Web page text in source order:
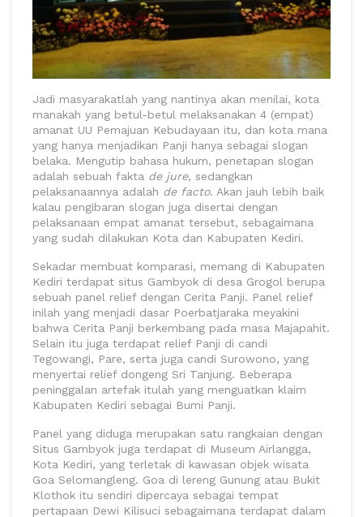
Jadi masyarakatlah yang nantinya akan menilai, kota
manakah yang betul-betul melaksanakan 4 (empat)
amanat UU Pemajuan Kebudayaan itu, dan kota mana
yang hanya menjadikan Panji hanya sebagai slogan
belaka. Mengutip bahasa hukum, penetapan slogan
adalah sebuah fakta de jure, sedangkan
pelaksanaannya adalah de facto. Akan jauh lebih baik
kalau pengibaran slogan juga disertai dengan
pelaksanaan empat amanat tersebut, sebagaimana
yang sudah dilakukan Kota dan Kabupaten Kediri.
Sekadar membuat komparasi, memang di Kabupaten
Kediri terdapat situs Gambyok di desa Grogol berupa
sebuah panel relief dengan Cerita Panji. Panel relief
inilah yang menjadi dasar Poerbatjaraka meyakini
bahwa Cerita Panji berkembang pada masa Majapahit.
Selain itu juga terdapat relief Panji di candi
Tegowangi, Pare, serta juga candi Surowono, yang
menyertai relief dongeng Sri Tanjung. Beberapa
peninggalan artefak itulah yang menguatkan klaim
Kabupaten Kediri sebagai Bumi Panji.
Panel yang diduga merupakan satu rangkaian dengan
Situs Gambyok juga terdapat di Museum Airlangga,
Kota Kediri, yang terletak di kawasan objek wisata
Goa Selomangleng. Goa di lereng Gunung atau Bukit
Klothok itu sendiri dipercaya sebagai tempat
pertapaan Dewi Kilisuci sebagaimana terdapat dalam